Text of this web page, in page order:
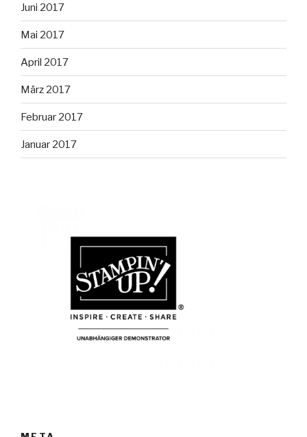
Juni 2017
Mai 2017
April 2017
März 2017
Februar 2017
Januar 2017